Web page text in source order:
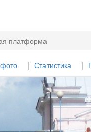
платформа
Статистика